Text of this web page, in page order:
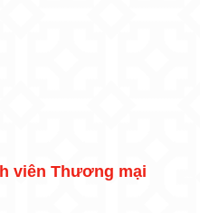
viên Thương mại